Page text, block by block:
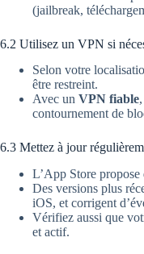
(jailbreak,
6.2 Utilisez un VPN si
Selon votre
être restreint.
Avec un VPN fiable
contournement de
6.3 Mettez à jour
L’App Store propose
Des versions plus
iOS, et corrigent
Vérifiez aussi que
et actif.